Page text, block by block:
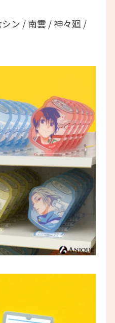
ン / 南雲 / 神々廻 /